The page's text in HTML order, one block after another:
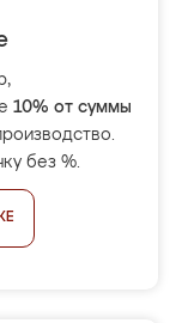
10% от суммы
без %.